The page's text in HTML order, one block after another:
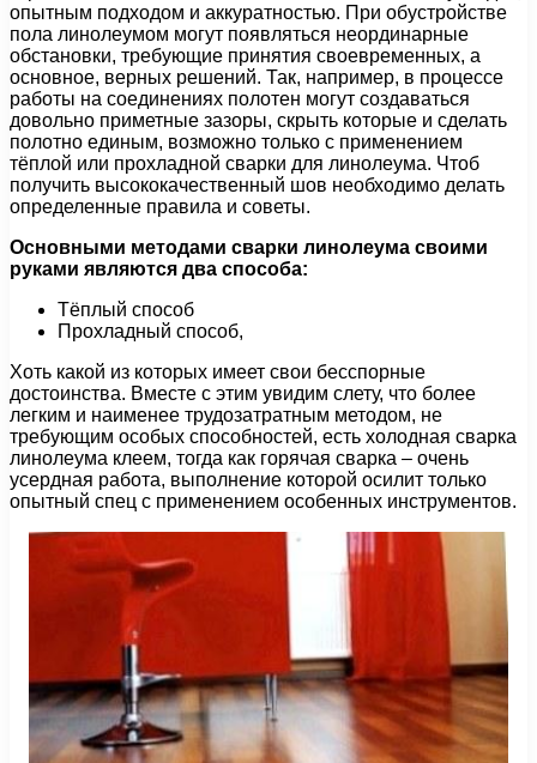
опытным подходом и аккуратностью. При обустройстве
пола линолеумом могут появляться неординарные
обстановки, требующие принятия своевременных, а
основное, верных решений. Так, например, в процессе
работы на соединениях полотен могут создаваться
довольно приметные зазоры, скрыть которые и сделать
полотно единым, возможно только с применением
тёплой или прохладной сварки для линолеума. Чтоб
получить высококачественный шов необходимо делать
определенные правила и советы.
Основными методами сварки линолеума своими
руками являются два способа:
Тёплый способ
Прохладный способ,
Хоть какой из которых имеет свои бесспорные
достоинства. Вместе с этим увидим слету, что более
легким и наименее трудозатратным методом, не
требующим особых способностей, есть холодная сварка
линолеума клеем, тогда как горячая сварка – очень
усердная работа, выполнение которой осилит только
опытный спец с применением особенных инструментов.